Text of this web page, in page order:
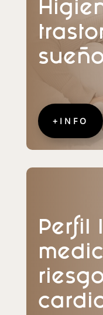
+INFO
Perfil